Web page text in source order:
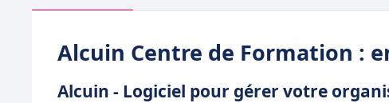
Alcuin Centre de Formation :
Alcuin - Logiciel pour gérer votre